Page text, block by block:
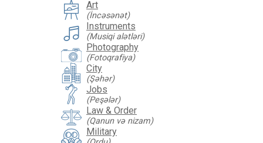
Art
(İncəsənət)
Instruments
(Musiqi alətləri)
Photography
(Fotoqrafiya)
City
(Şəhər)
Jobs
(Peşələr)
Law & Order
(Qanun və nizam)
Military